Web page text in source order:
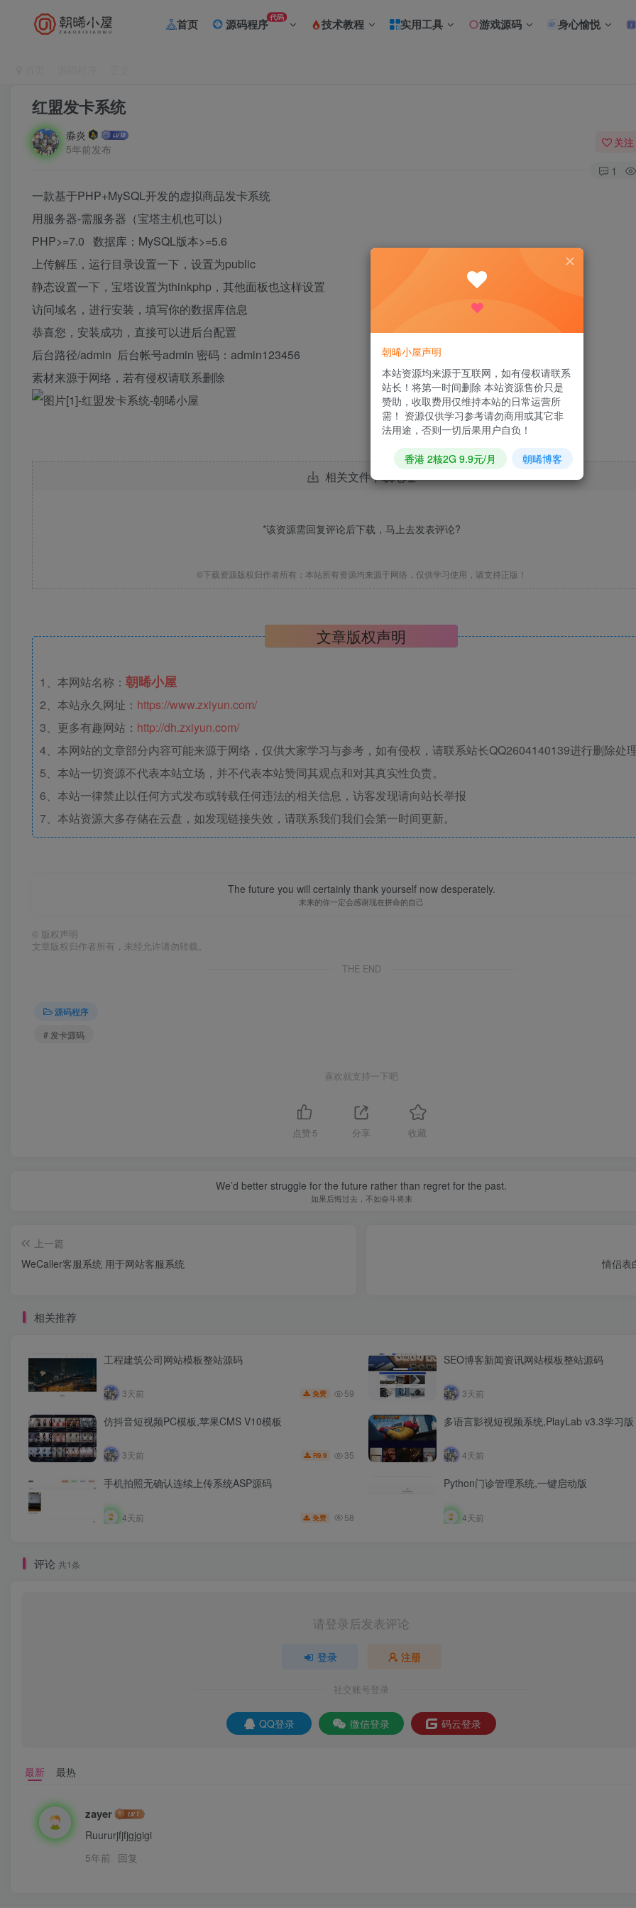
首页 源码程序代码 技术教程 实用工具 游戏源码 身心愉悦
红盟发卡系统
淼炎
5年前发布
关注
1
一款基于PHP+MySQL开发的虚拟商品发卡系统
用服务器-需服务器（宝塔主机也可以）
PHP>=7.0 数据库：MySQL版本>=5.6
上传解压，运行目录设置一下，设置为public
静态设置一下，宝塔设置为thinkphp，其他面板也这样设置
访问域名，进行安装，填写你的数据库信息
恭喜您，安装成功，直接可以进后台配置
后台路径/admin 后台帐号admin 密码：admin123456
素材来源于网络，若有侵权请联系删除
相关文件下载地址
*该资源需回复评论后下载，马上去发表评论?
©下载资源版权归作者所有；本站所有资源均来源于网络，仅供学习使用，请支持正版！
文章版权声明
1、本网站名称： 朝晞小屋
2、本站永久网址： https://www.zxiyun.com/
3、更多有趣网站： http://dh.zxiyun.com/
4、本网站的文章部分内容可能来源于网络，仅供大家学习与参考，如有侵权，请联系站长QQ2604140139进行删除处
5、本站一切资源不代表本站立场，并不代表本站赞同其观点和对其真实性负责。
6、本站一律禁止以任何方式发布或转载任何违法的相关信息，访客发现请向站长举报
7、本站资源大多存储在云盘，如发现链接失效，请联系我们我们会第一时间更新。
The future you will certainly thank yourself now desperately.
未来的你一定会感谢现在拼命的自己
© 版权声明
文章版权归作者所有，未经允许请勿转载。
THE END
源码程序
# 发卡源码
喜欢就支持一下吧
点赞 5 分享 收藏
We’d better struggle for the future rather than regret for the past.
如果后悔过去，不如奋斗将来
上一篇
WeCaller客服系统 用于网站客服系统
情侣表
相关推荐
工程建筑公司网站模板整站源码
3天前 免费 59
SEO博客新闻资讯网站模板整站源码
3天前
仿抖音短视频PC模板,苹果CMS V10模板
3天前 R9.9 35
多语言影视短视频系统,PlayLab v3.3学习版
4天前
手机拍照无确认连续上传系统ASP源码
4天前 免费 58
Python门诊管理系统,一键启动版
4天前
评论 共1条
请登录后发表评论
登录 注册
社交账号登录
QQ登录 微信登录 码云登录
最新 最热
zayer
Ruururjfjfjgjgigi
5年前 回复
朝晞小屋声明
本站资源均来源于互联网，如有侵权请联系
站长！将第一时间删除 本站资源售价只是
赞助，收取费用仅维持本站的日常运营所
需！ 资源仅供学习参考请勿商用或其它非
法用途，否则一切后果用户自负！
香港 2核2G 9.9元/月 朝晞博客